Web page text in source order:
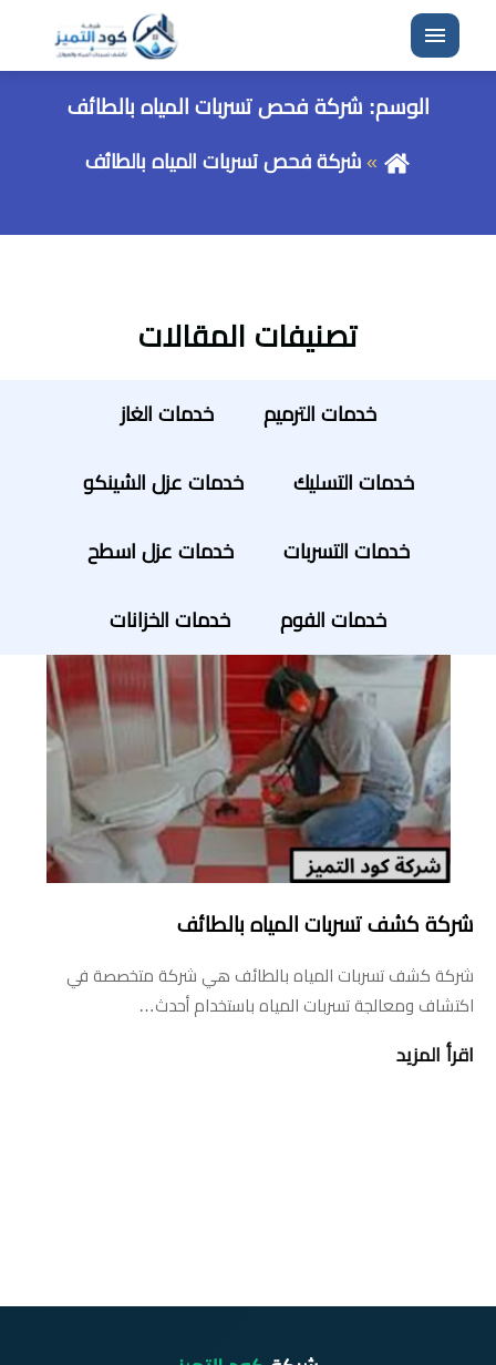
القائمة
الوسم: شركة فحص تسربات المياه بالطائف
شركة فحص تسربات المياه بالطائف
تصنيفات المقالات
خدمات الترميم خدمات الغاز
خدمات التسليك خدمات عزل الشينكو
خدمات التسربات خدمات عزل اسطح
خدمات الفوم خدمات الخزانات
شركة كشف تسربات المياه بالطائف
شركة كشف تسربات المياه بالطائف هي شركة متخصصة في
اكتشاف ومعالجة تسربات المياه باستخدام أحدث…
اقرأ المزيد